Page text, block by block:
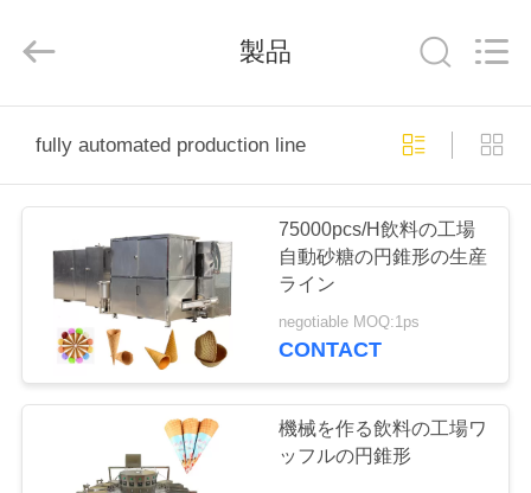
プ
ト
supplier.
Copyright
2026
Management
Co.,LTD.
Reserved.
製品
fully automated production line
75000pcs/H飲料の工場
自動砂糖の円錐形の生産
ライン
negotiable MOQ:1ps
CONTACT
機械を作る飲料の工場ワ
ッフルの円錐形